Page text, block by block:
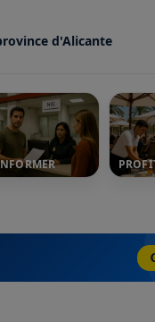
d'Alicante